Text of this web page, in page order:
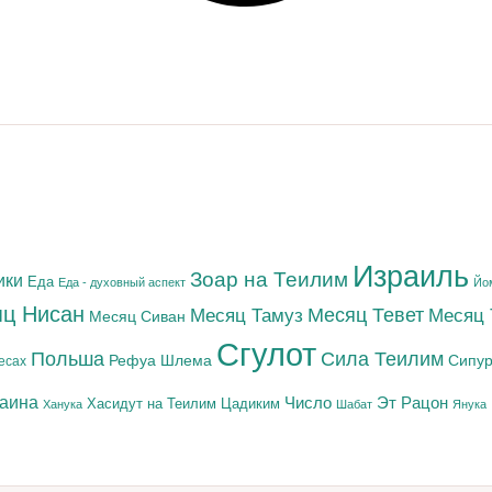
Еда Еда - духовный аспект Зоар на Теилим Израиль
Нисан Месяц Сиван Месяц Тамуз Месяц Тевет Месяц
Польша Рефуа Шлема Сгулот Сила Теилим
Ханука Хасидут на Теилим Цадиким Число Шабат Эт Рацон Янука